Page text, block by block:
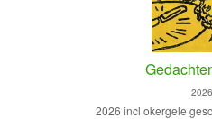
2026
2026 incl okergele